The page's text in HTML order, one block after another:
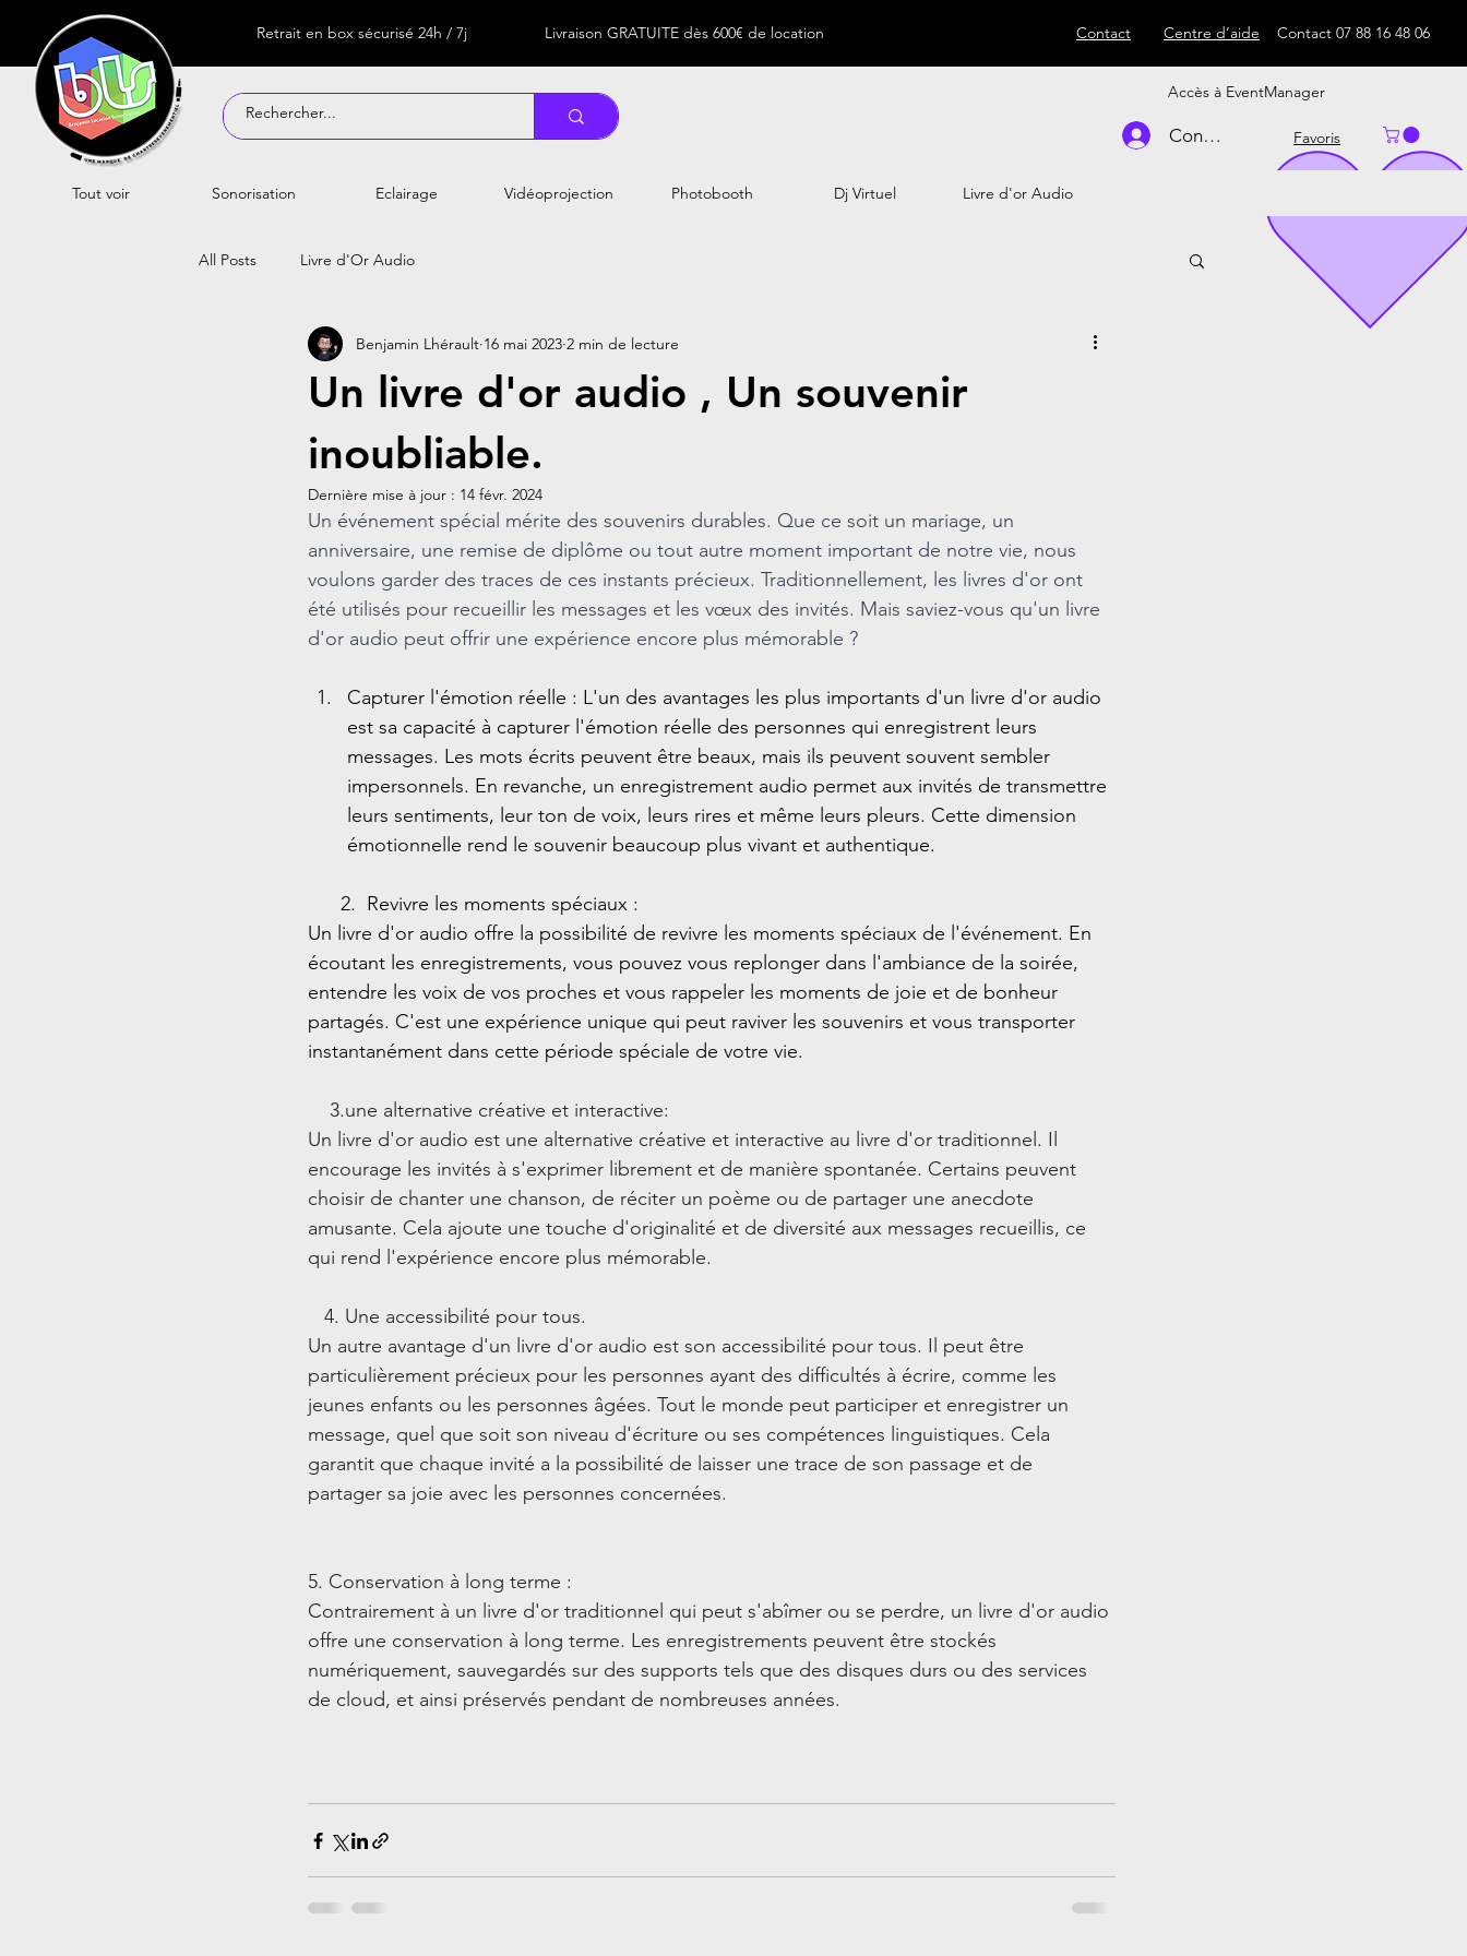
Retrait en box sécurisé 24h / 7j Livraison GRATUITE dès 600€ de location Contact Centre d’aide Contact 07 88 16 48 06
Accès à EventManager
Connexion Favoris
Tout voir Sonorisation Eclairage Vidéoprojection Photobooth Dj Virtuel Livre d'or Audio
All Posts Livre d'Or Audio
Un livre d'or audio , Un souvenir
inoubliable.
Benjamin Lhérault 16 mai 2023 2 min de lecture
Dernière mise à jour : 14 févr. 2024
Un événement spécial mérite des souvenirs durables. Que ce soit un mariage, un
anniversaire, une remise de diplôme ou tout autre moment important de notre vie, nous
voulons garder des traces de ces instants précieux. Traditionnellement, les livres d'or ont
été utilisés pour recueillir les messages et les vœux des invités. Mais saviez-vous qu'un livre
d'or audio peut offrir une expérience encore plus mémorable ?
Capturer l'émotion réelle : L'un des avantages les plus importants d'un livre d'or audio
est sa capacité à capturer l'émotion réelle des personnes qui enregistrent leurs
messages. Les mots écrits peuvent être beaux, mais ils peuvent souvent sembler
impersonnels. En revanche, un enregistrement audio permet aux invités de transmettre
leurs sentiments, leur ton de voix, leurs rires et même leurs pleurs. Cette dimension
émotionnelle rend le souvenir beaucoup plus vivant et authentique.
      2.  Revivre les moments spéciaux :
Un livre d'or audio offre la possibilité de revivre les moments spéciaux de l'événement. En
écoutant les enregistrements, vous pouvez vous replonger dans l'ambiance de la soirée,
entendre les voix de vos proches et vous rappeler les moments de joie et de bonheur
partagés. C'est une expérience unique qui peut raviver les souvenirs et vous transporter
instantanément dans cette période spéciale de votre vie.
    3.une alternative créative et interactive:
Un livre d'or audio est une alternative créative et interactive au livre d'or traditionnel. Il
encourage les invités à s'exprimer librement et de manière spontanée. Certains peuvent
choisir de chanter une chanson, de réciter un poème ou de partager une anecdote
amusante. Cela ajoute une touche d'originalité et de diversité aux messages recueillis, ce
qui rend l'expérience encore plus mémorable.
   4. Une accessibilité pour tous.
Un autre avantage d'un livre d'or audio est son accessibilité pour tous. Il peut être
particulièrement précieux pour les personnes ayant des difficultés à écrire, comme les
jeunes enfants ou les personnes âgées. Tout le monde peut participer et enregistrer un
message, quel que soit son niveau d'écriture ou ses compétences linguistiques. Cela
garantit que chaque invité a la possibilité de laisser une trace de son passage et de
partager sa joie avec les personnes concernées.
5. Conservation à long terme :
Contrairement à un livre d'or traditionnel qui peut s'abîmer ou se perdre, un livre d'or audio
offre une conservation à long terme. Les enregistrements peuvent être stockés
numériquement, sauvegardés sur des supports tels que des disques durs ou des services
de cloud, et ainsi préservés pendant de nombreuses années.